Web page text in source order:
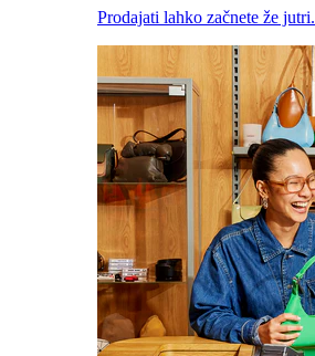
Prodajati lahko začnete že jutri.